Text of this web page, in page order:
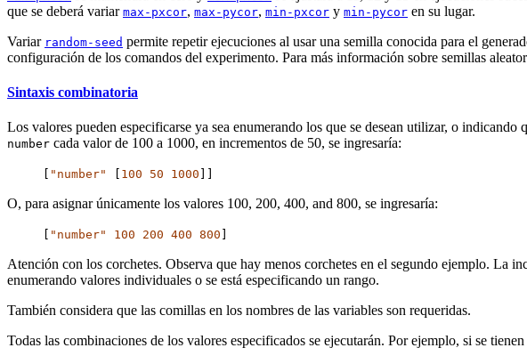
que se deberá variar max-pxcor, max-pycor, min-pxcor y min-pycor en su lugar.
Variar random-seed permite repetir ejecuciones al usar una semilla conocida para el
configuración de los comandos del experimento. Para más información sobre semillas
Sintaxis combinatoria
Los valores pueden especificarse ya sea enumerando los que se desean utilizar, o
number cada valor de 100 a 1000, en incrementos de 50, se ingresaría:
"number" 100 50 1000
O, para asignar únicamente los valores 100, 200, 400, and 800, se ingresaría:
"number" 100 200 400 800
Atención con los corchetes. Observa que hay menos corchetes en el segundo ejemplo. La
enumerando valores individuales o se está especificando un rango.
También considera que las comillas en los nombres de las variables son requeridas.
Todas las combinaciones de los valores especificados se ejecutarán. Por ejemplo, si se